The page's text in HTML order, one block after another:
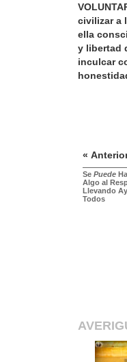
civilizar a
ella
y libertad
inculcar
«
Se Puede
Algo al
Llevando
Todos